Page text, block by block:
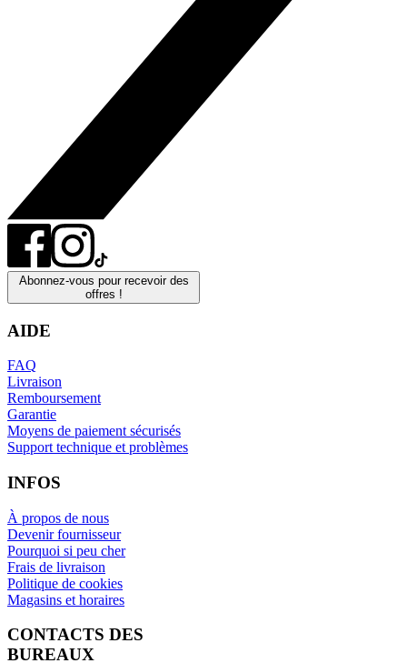
Abonnez-vous pour recevoir des
offres !
AIDE
FAQ
Livraison
Remboursement
Garantie
Moyens de paiement sécurisés
Support technique et problèmes
INFOS
À propos de nous
Devenir fournisseur
Pourquoi si peu cher
Frais de livraison
Politique de cookies
Magasins et horaires
CONTACTS DES
BUREAUX